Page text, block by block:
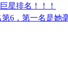
星排名！！！
6，第一名是她